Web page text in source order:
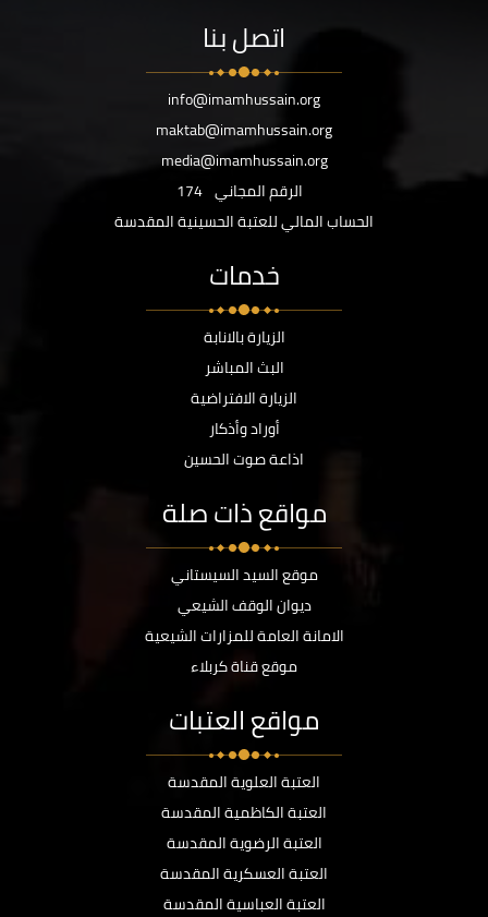
اتصل بنا
info@imamhussain.org
maktab@imamhussain.org
media@imamhussain.org
الرقم المجاني 174
الحساب المالي للعتبة الحسينية المقدسة
خدمات
الزيارة بالانابة
البث المباشر
الزيارة الافتراضية
أوراد وأذكار
اذاعة صوت الحسين
مواقع ذات صلة
موقع السيد السيستاني
ديوان الوقف الشيعي
الامانة العامة للمزارات الشيعية
موقع قناة كربلاء
مواقع العتبات
العتبة العلوية المقدسة
العتبة الكاظمية المقدسة
العتبة الرضوية المقدسة
العتبة العسكرية المقدسة
العتبة العباسية المقدسة